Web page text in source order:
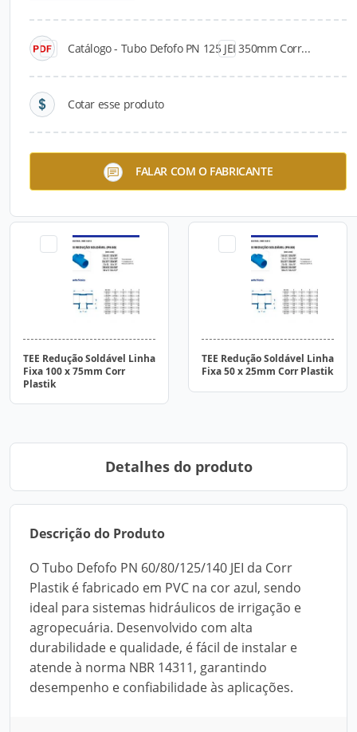
Catálogo - Tubo Defofo PN 125 JEI 350mm Corr...
Cotar esse produto
FALAR COM O FABRICANTE
TEE Redução Soldável Linha
Fixa 150 x 125mm Corr
Plastik
Fixa 100 x 50mm Corr
Plastik
TEE Redução Soldável Linha
Fixa 100 x 75mm Corr
Plastik
TEE Redução Soldável Linha
Fixa 50 x 25mm Corr Plastik
Detalhes do produto
Descrição do Produto
O Tubo Defofo PN 60/80/125/140 JEI da Corr
Plastik é fabricado em PVC na cor azul, sendo
ideal para sistemas hidráulicos de irrigação e
agropecuária. Desenvolvido com alta
durabilidade e qualidade, é fácil de instalar e
atende à norma NBR 14311, garantindo
desempenho e confiabilidade às aplicações.